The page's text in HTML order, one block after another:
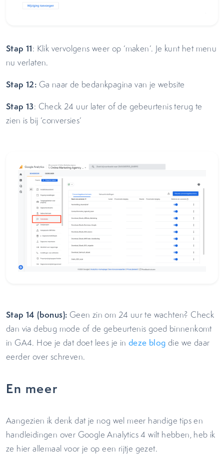
Stap 11: Klik vervolgens weer op ‘maken’. Je kunt het menu
nu verlaten.
Stap 12: Ga naar de bedankpagina van je website
Stap 13: Check 24 uur later of de gebeurtenis terug te
zien is bij ‘conversies’
Stap 14 (bonus): Geen zin om 24 uur te wachten? Check
dan via debug mode of de gebeurtenis goed binnenkomt
in GA4. Hoe je dat doet lees je in deze blog die we daar
eerder over schreven.
En meer
Aangezien ik denk dat je nog wel meer handige tips en
handleidingen over Google Analytics 4 wilt hebben, heb ik
ze hier allemaal voor je op een rijtje gezet.